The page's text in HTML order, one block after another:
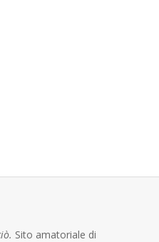
Sito amatoriale di